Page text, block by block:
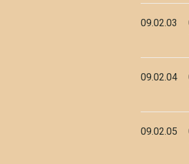
14
DEL23
DEL6
09.02.03
09.02.04
09.02.05